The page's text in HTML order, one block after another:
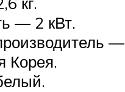
— 2 кВт.
—
Корея.